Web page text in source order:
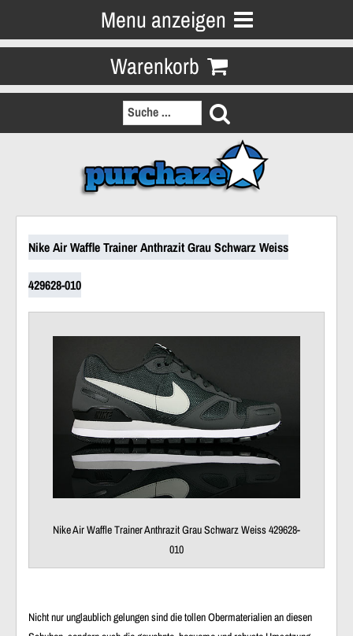
Menu anzeigen
Warenkorb
Nike Air Waffle Trainer Anthrazit Grau Schwarz Weiss
429628-010
Nike Air Waffle Trainer Anthrazit Grau Schwarz Weiss 429628-
010
Nicht nur unglaublich gelungen sind die tollen Obermaterialien an diesen